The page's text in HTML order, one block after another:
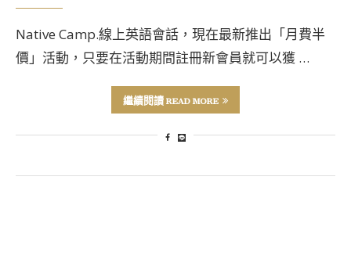
Native Camp.線上英語會話，現在最新推出「月費半
價」活動，只要在活動期間註冊新會員就可以獲 …
繼續閱讀 READ MORE